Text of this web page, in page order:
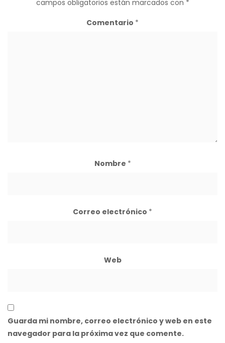
campos obligatorios están marcados con *
Comentario *
Nombre *
Correo electrónico *
Web
Guarda mi nombre, correo electrónico y web en este
navegador para la próxima vez que comente.